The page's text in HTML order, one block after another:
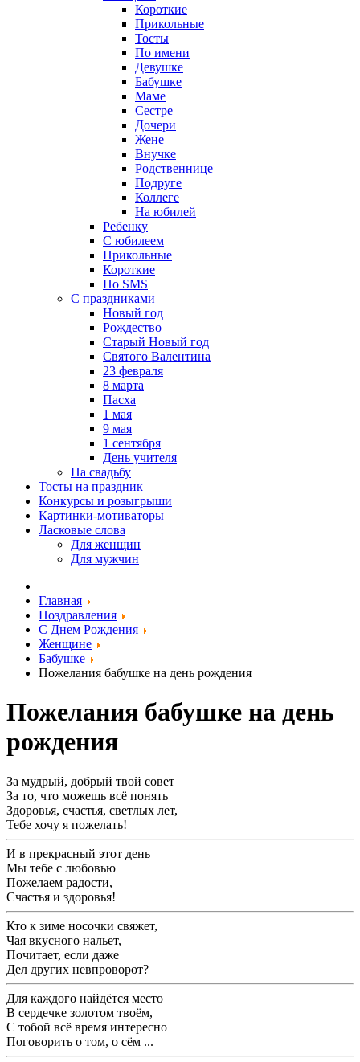
Короткие
Прикольные
Тосты
По имени
Девушке
Бабушке
Маме
Сестре
Дочери
Жене
Внучке
Родственнице
Подруге
Коллеге
На юбилей
Ребенку
С юбилеем
Прикольные
Короткие
По SMS
С праздниками
Новый год
Рождество
Старый Новый год
Святого Валентина
23 февраля
8 марта
Пасха
1 мая
9 мая
1 сентября
День учителя
На свадьбу
Тосты на праздник
Конкурсы и розыгрыши
Картинки-мотиваторы
Ласковые слова
Для женщин
Для мужчин
Главная
Поздравления
С Днем Рождения
Женщине
Бабушке
Пожелания бабушке на день рождения
Пожелания бабушке на день
рождения
За мудрый, добрый твой совет
За то, что можешь всё понять
Здоровья, счастья, светлых лет,
Тебе хочу я пожелать!
И в прекрасный этот день
Мы тебе с любовью
Пожелаем радости,
Счастья и здоровья!
Кто к зиме носочки свяжет,
Чая вкусного нальет,
Почитает, если даже
Дел других невпроворот?
Для каждого найдётся место
В сердечке золотом твоём,
С тобой всё время интересно
Поговорить о том, о сём ...